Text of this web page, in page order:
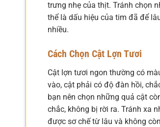
trưng nhẹ của thịt. Tránh chọn
thể là dấu hiệu của tim đã để
nhiều.
Cách Chọn Cật Lợn Tươi
Cật lợn tươi ngon thường có
vào, cật phải có độ đàn hồi,
bạn nên chọn những quả cật
chắc, không bị rời ra. Tránh xa
được sơ chế từ lâu và không